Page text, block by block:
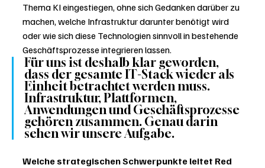
Thema KI eingestiegen, ohne sich Gedanken darüber zu
machen, welche Infrastruktur darunter benötigt wird
oder wie sich diese Technologien sinnvoll in bestehende
Geschäftsprozesse integrieren lassen.
Für uns ist deshalb klar geworden,
dass der gesamte IT-Stack wieder als
Einheit betrachtet werden muss.
Infrastruktur, Plattformen,
Anwendungen und Geschäftsprozesse
gehören zusammen. Genau darin
sehen wir unsere Aufgabe.
Welche strategischen Schwerpunkte leitet Red